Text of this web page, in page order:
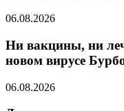
06.08.2026
Ни вакцины, ни
новом вирусе
06.08.2026